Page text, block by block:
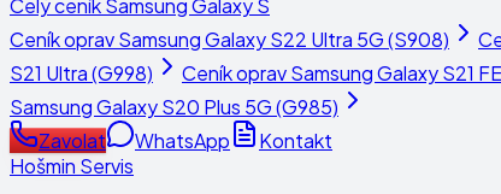
Celý ceníkSamsung Galaxy S
Ceník opravSamsung Galaxy S22 Ultra 5G (S908)
S21 Ultra (G998)
Ceník opravSamsung Galaxy S21
Samsung Galaxy S20 Plus 5G (G985)
Zavolat
WhatsApp
Kontakt
Hošmin Servis